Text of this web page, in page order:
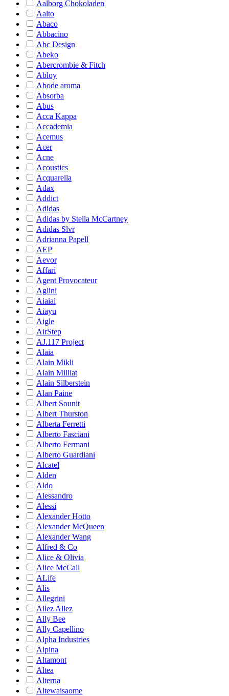
Aalborg Chokoladen
Aalto
Abaco
Abbacino
Abc Design
Abeko
Abercrombie & Fitch
Abloy
Abode aroma
Absorba
Abus
Acca Kappa
Accademia
Acemus
Acer
Acne
Acoustics
Acquarella
Adax
Addict
Adidas
Adidas by Stella McCartney
Adidas Slvr
Adrianna Papell
AEP
Aevor
Affari
Agent Provocateur
Aglini
Aiaiai
Aiayu
Aigle
AirStep
AJ.117 Project
Alaia
Alain Mikli
Alain Milliat
Alain Silberstein
Alan Paine
Albert Sounit
Albert Thurston
Alberta Ferretti
Alberto Fasciani
Alberto Fermani
Alberto Guardiani
Alcatel
Alden
Aldo
Alessandro
Alessi
Alexander Hotto
Alexander McQueen
Alexander Wang
Alfred & Co
Alice & Olivia
Alice McCall
ALife
Alis
Allegrini
Allez Allez
Ally Bee
Ally Capellino
Alpha Industries
Alpina
Altamont
Altea
Alterna
Altewaisaome